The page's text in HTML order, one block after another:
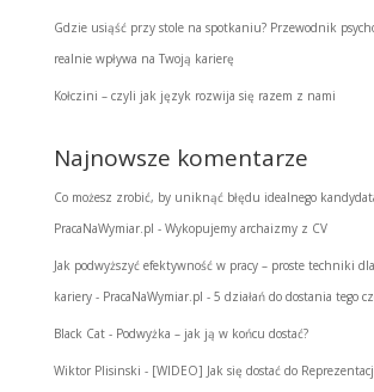
Gdzie usiąść przy stole na spotkaniu? Przewodnik
realnie wpływa na Twoją karierę
Kołczini – czyli jak język rozwija się razem z nami
Najnowsze komentarze
Co możesz zrobić, by uniknąć błędu idealnego
PracaNaWymiar.pl - Wykopujemy archaizmy z CV
Jak podwyższyć efektywność w pracy – proste techniki
kariery - PracaNaWymiar.pl - 5 działań do dostania tego
Black Cat- Podwyżka – jak ją w końcu dostać?
Wiktor Plisinski - [WIDEO] Jak się dostać do